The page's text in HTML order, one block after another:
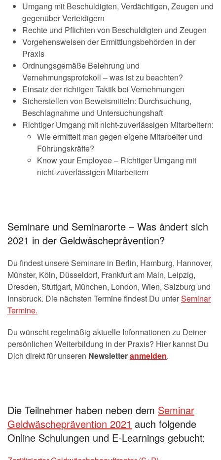
Umgang mit Beschuldigten, Verdächtigen, Zeugen und
gegenüber Verteidigern
Rechte und Pflichten von Beschuldigten und Zeugen
Vorgehensweisen der Ermittlungsbehörden in der
Praxis
Ordnungsgemäße Belehrung und
Vernehmungsprotokoll – was ist zu beachten?
Einsatz der richtigen Taktik bei Vernehmungen
Sicherstellen von Beweismitteln: Durchsuchung,
Beschlagnahme und Untersuchungshaft
Richtiger Umgang mit nicht-zuverlässigen Mitarbeitern:
Wie ermittelt man gegen eigene Mitarbeiter und
Führungskräfte?
Know your Employee – Richtiger Umgang mit
nicht-zuverlässigen Mitarbeitern
Seminare und Seminarorte – Was ändert sich
2021 in der Geldwäscheprävention?
Du findest unsere Seminare in Berlin, Hamburg, Hannover,
Münster, Köln, Düsseldorf, Frankfurt am Main, Leipzig,
Dresden, Stuttgart, München, London, Wien, Salzburg und
Innsbruck. Die nächsten Termine findest Du unterSeminar
Termine.
Du wünscht regelmäßig aktuelle Informationen zu Deiner
persönlichen Weiterbildung in der Praxis? Hier kannst Du
Dich direkt für unseren Newsletteranmelden.
Die Teilnehmer haben neben dem Seminar
Geldwäscheprävention 2021 auch folgende
Online Schulungen und E-Learnings gebucht: